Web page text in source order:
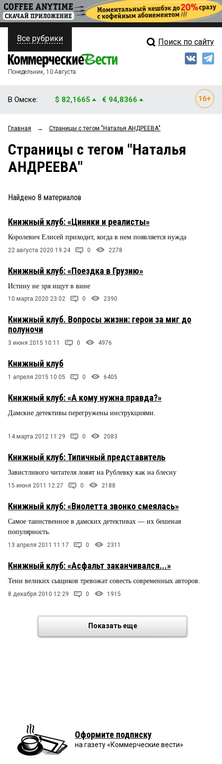
ПОЛИТИКА
ФИНАНСЫ
ОБЩЕСТВО
ЗАКОН
НОВОСТИ КОМПАНИЙ
ПРОИСШЕСТВИЯ
СТИЛЬ ЖИЗНИ
Свежий выпуск
Мнения
Рейтинги
Все рубрики Поиск по сайту
Понедельник, 10 Августа
В Омске: $ 82,1665 € 94,8366
Главная → Страницы c тегом "Наталья АНДРЕЕВА"
Страницы c тегом "Наталья
АНДРЕЕВА"
Найдено 8 материалов
Книжный клуб: «Циники и реалисты»
Королевич Елисей приходит, когда в нем появляется нужда
22 августа 2020 19:24 0 2278
Книжный клуб: «Поездка в Грузию»
Истину не зря ищут в вине
10 марта 2020 23:02 0 2390
Книжный клуб. Вопросы жизни: герои за миг до
полуночи
3 июня 2015 10:11 0 4976
Книжный клуб
1 апреля 2015 10:05 0 6405
Книжный клуб: «А кому нужна правда?»
Дамские детективы перегружены инструкциями.
14 марта 2012 11:29 0 2083
Книжный клуб: Типичный представитель
Завистливого читателя ловят на Рублевку как на блесну
15 июня 2011 12:27 0 2188
Книжный клуб: «Виолетта звонко смеялась»
Самое таинственное в дамских детективах — их бешеная
популярность.
13 апреля 2011 11:17 0 2311
Книжный клуб: «Асфальт заканчивался...»
Тени великих сыщиков тревожат совесть современных авторов.
8 декабря 2010 12:29 0 1915
Показать еще
Оформите подписку
на газету «Коммерческие вести»